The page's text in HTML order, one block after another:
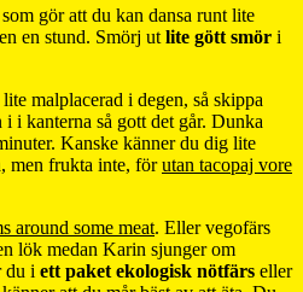
gör att du kan dansa runt lite
en stund. Smörj ut lite gött smör i
malplacerad i degen, så skippa
i kanterna så gott det går. Dunka
Kanske känner du dig lite
men frukta inte, förutan tacopaj vore
around some meat. Eller vegofärs
lök medan Karin sjunger om
du i ett paket ekologisk nötfärs eller